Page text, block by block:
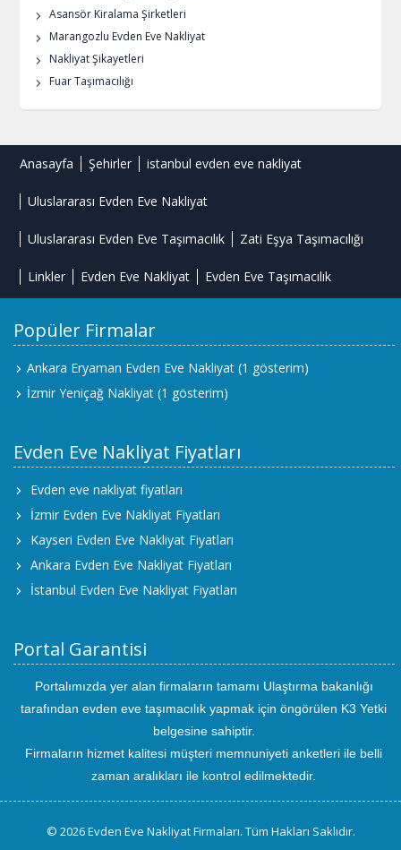
Asansör Kiralama Şirketleri
Marangozlu Evden Eve Nakliyat
Nakliyat Şikayetleri
Fuar Taşımacılığı
Anasayfa Şehirler istanbul evden eve nakliyat
Uluslararası Evden Eve Nakliyat
Uluslararası Evden Eve Taşımacılık Zati Eşya Taşımacılığı
Linkler Evden Eve Nakliyat Evden Eve Taşımacılık
Popüler Firmalar
Ankara Eryaman Evden Eve Nakliyat (1 gösterim)
İzmir Yeniçağ Nakliyat (1 gösterim)
Evden Eve Nakliyat Fiyatları
Evden eve nakliyat fiyatları
İzmir Evden Eve Nakliyat Fiyatları
Kayseri Evden Eve Nakliyat Fiyatları
Ankara Evden Eve Nakliyat Fiyatları
İstanbul Evden Eve Nakliyat Fiyatları
Portal Garantisi
Portalımızda yer alan firmaların tamamı Ulaştırma bakanlığı
tarafından evden eve taşımacılık yapmak için öngörülen K3 Yetki
belgesine sahiptir.
Firmaların hizmet kalitesi müşteri memnuniyeti anketleri ile belli
zaman aralıkları ile kontrol edilmektedir.
© 2026 Evden Eve Nakliyat Firmaları. Tüm Hakları Saklıdır.